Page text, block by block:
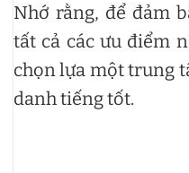
Nhớ rằng, để đảm
tất cả các ưu điểm
chọn lựa một trung
danh tiếng tốt.